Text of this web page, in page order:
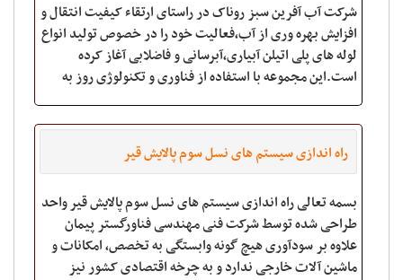
شرکت آب آفرین سبز روناک در راستای ارتقاء کیفیت انتقال و
افزایش بهره وری از آب،فعالیت خود را در خصوص تولید انواع
لوله های پلی اتیلن آبیاری،آبرسانی و فاضلابی آغاز کرده
است.این مجموعه با استفاده از فناوری و تکنولوژی روز به
راه اندازی سیستم های نسل سوم پالایش قیر
بسمه تعالی راه اندازی سیستم های نسل سوم پالایش قیر واحد
طراحی شده توسط شرکت فنی مهندسی فناورگستر پیمان
علاوه بر سودآوری هیچ گونه وابستگی به تخصص، امکانات و
ماشین آلات خارجی ندارد و به چرخه اقتصادی کشور نیز